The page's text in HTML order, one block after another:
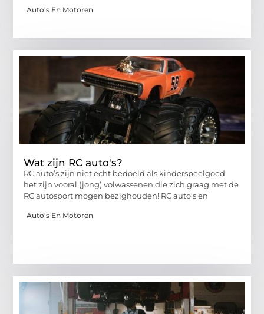
Auto's En Motoren
Wat zijn RC auto's?
RC auto’s zijn niet echt bedoeld als kinderspeelgoed;
het zijn vooral (jong) volwassenen die zich graag met de
RC autosport mogen bezighouden! RC auto’s en
Auto's En Motoren